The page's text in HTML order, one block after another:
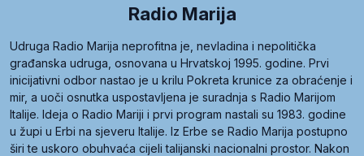
Radio Marija
Udruga Radio Marija neprofitna je, nevladina i nepolitička
građanska udruga, osnovana u Hrvatskoj 1995. godine. Prvi
inicijativni odbor nastao je u krilu Pokreta krunice za obraćenje i
mir, a uoči osnutka uspostavljena je suradnja s Radio Marijom
Italije. Ideja o Radio Mariji i prvi program nastali su 1983. godine
u župi u Erbi na sjeveru Italije. Iz Erbe se Radio Marija postupno
širi te uskoro obuhvaća cijeli talijanski nacionalni prostor. Nakon